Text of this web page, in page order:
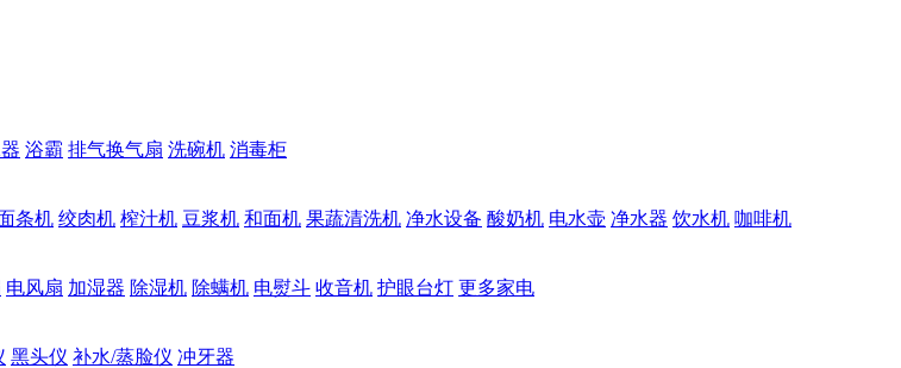
浴霸 排气换气扇 洗碗机 消毒柜
条机 绞肉机 榨汁机 豆浆机 和面机 果蔬清洗机 净水设备 酸奶机 电水壶 净水器 饮水机 咖啡机
电风扇 加湿器 除湿机 除螨机 电熨斗 收音机 护眼台灯 更多家电
黑头仪 补水/蒸脸仪 冲牙器